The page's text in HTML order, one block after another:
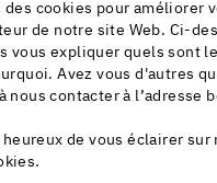
des cookies pour améliorer
de notre site Web. Ci-
vous expliquer quels sont
Avez vous d'autres
nous contacter à l’adresse
heureux de vous éclairer